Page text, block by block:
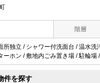
階層
所独立 / シャワー付洗面台 / 温水
ーホン / 敷地内ごみ置き場 / 駐輪
件を探す